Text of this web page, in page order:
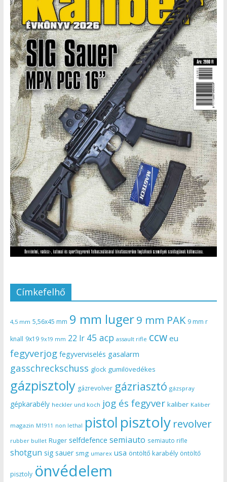
Címkefelhő
4,5 mm 5,56x45 mm 9 mm luger9 mm PAK 9 mm r
knall 9x19 9x19 mm 22 lr 45 acp assault rifle ccw eu
fegyverjog fegyverviselés gasalarm
gasschreckschuss glock gumilövedékes
gázpisztoly gázrevolver gázriasztó gázspray
gépkarabély heckler und koch jog és fegyver kaliber Kaliber
magazin M1911 non lethal pistol pisztoly revolver
rubber bullet Ruger selfdefence semiauto semiauto rifle
shotgun sig sauer smg umarex usa öntöltő karabély öntöltő
pisztoly önvédelem